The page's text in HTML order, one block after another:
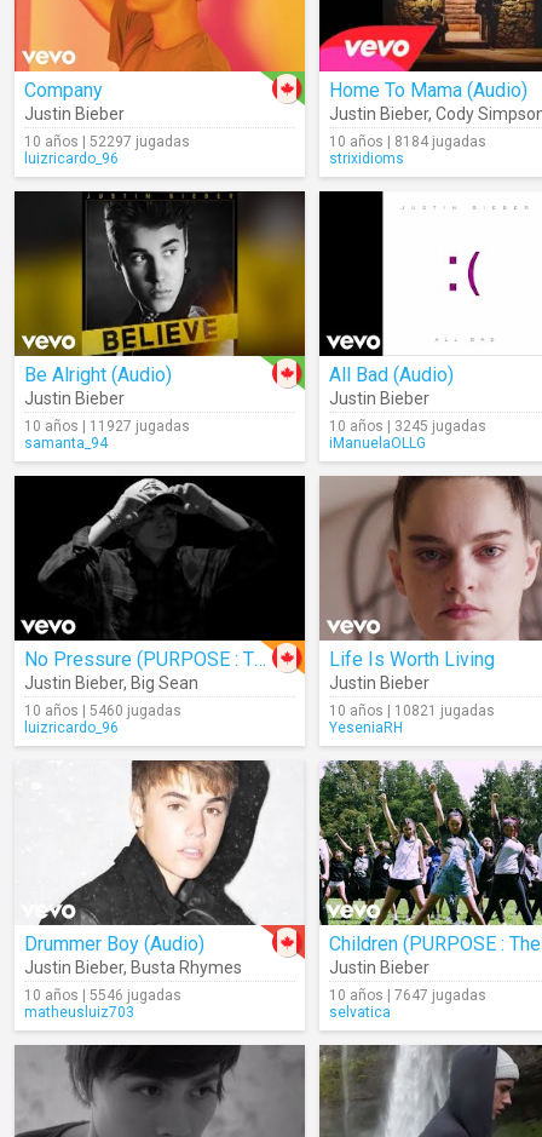
Company
Justin Bieber
10 años | 52297 jugadas
luizricardo_96
Home To Mama (Audio)
Justin Bieber, Cody
10 años | 8184 jugadas
strixidioms
Be Alright (Audio)
Justin Bieber
10 años | 11927 jugadas
samanta_94
All Bad (Audio)
Justin Bieber
10 años | 3245 jugadas
iManuelaOLLG
No Pressure (PURPOSE : The Movement)
Justin Bieber, Big Sean
10 años | 5460 jugadas
luizricardo_96
Life Is Worth Living
Justin Bieber
10 años | 10821 jugadas
YeseniaRH
Drummer Boy (Audio)
Justin Bieber, Busta Rhymes
10 años | 5546 jugadas
matheusluiz703
Justin Bieber
10 años | 7647 jugadas
selvatica